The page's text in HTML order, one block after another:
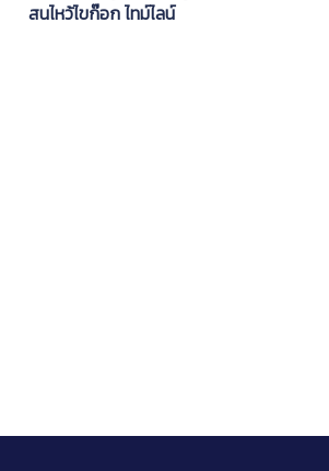
สนไหว้ไขก๊อก ไทม์ไลน์